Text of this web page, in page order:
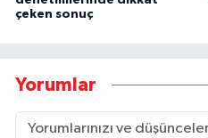
çeken sonuç
Yorumlar